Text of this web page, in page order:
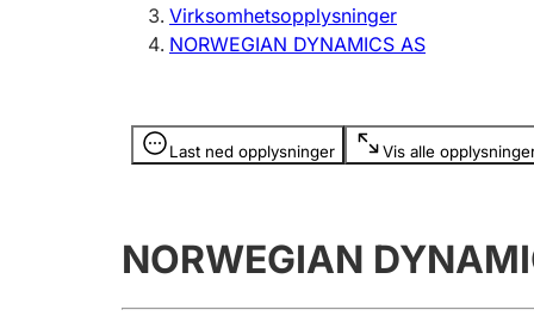
Virksomhetsopplysninger
NORWEGIAN DYNAMICS AS
Last ned opplysninger Vis alle
Opplysninger er skjult
NORWEGIAN